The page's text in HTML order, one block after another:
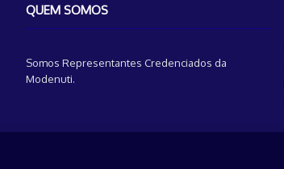
QUEM SOMOS
Somos Representantes Credenciados da
Modenuti.